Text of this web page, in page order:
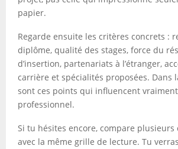
papier.
Regarde ensuite les critères concrets :
diplôme, qualité des stages, force du
d’insertion, partenariats à l’étranger,
carrière et spécialités proposées. Dans
sont ces points qui influencent
professionnel.
Si tu hésites encore, compare plusieurs
avec la même grille de lecture. Tu